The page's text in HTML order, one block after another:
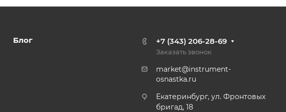
Блог +7 (343) 206-28-69
Заказать звонок
market@instrument-
osnastka.ru
Екатеринбург, ул. Фронтовых
бригад, 18